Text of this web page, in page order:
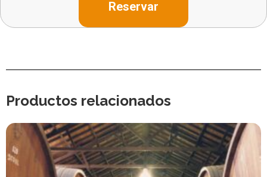
Reservar
Productos relacionados